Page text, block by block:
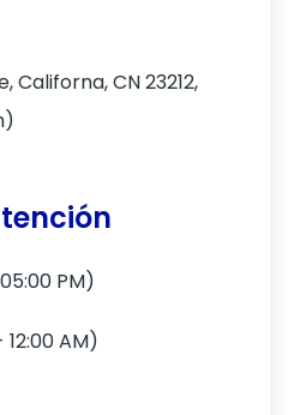
Californa, CN 23212,
PM)
AM)